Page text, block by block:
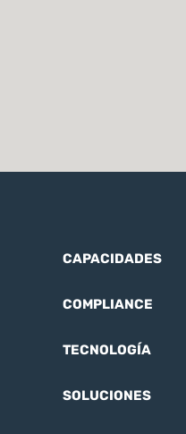
CAPACIDADES
COMPLIANCE
TECNOLOGÍA
SOLUCIONES